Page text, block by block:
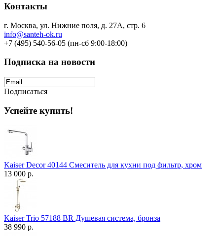
Контакты
г. Москва, ул. Нижние поля, д. 27А, стр. 6
info@santeh-ok.ru
+7 (495) 540-56-05 (пн-сб 9:00-18:00)
Подписка на новости
Подписаться
Успейте купить!
Kaiser Decor 40144 Смеситель для кухни под фильтр, хром
13 000 р.
Kaiser Trio 57188 BR Душевая система, бронза
38 990 р.